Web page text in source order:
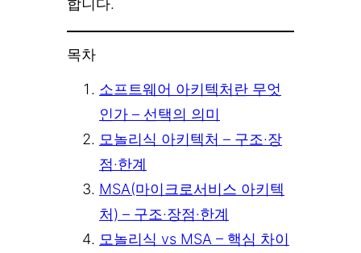
합니다.
목차
소프트웨어 아키텍처란 무엇
인가 – 선택의 의미
모놀리식 아키텍처 – 구조·장
점·한계
MSA(마이크로서비스 아키텍
처) – 구조·장점·한계
모놀리식 vs MSA – 핵심 차이